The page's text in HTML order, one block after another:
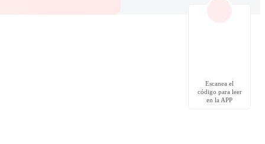
Escanea el
código para leer
en la APP